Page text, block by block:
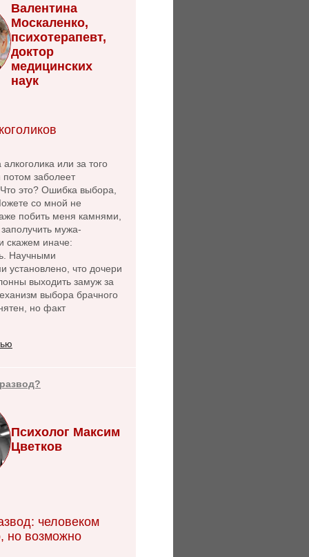
Валентина
Москаленко,
психотерапевт,
доктор
медицинских
наук
или за того
заболеет
это? Ошибка выбора,
со мной не
побить меня камнями,
мужа-
скажем иначе:
Научными
установлено, что дочери
выходить замуж за
выбора брачного
но факт
Психолог Максим
Цветков
человеком
но возможно